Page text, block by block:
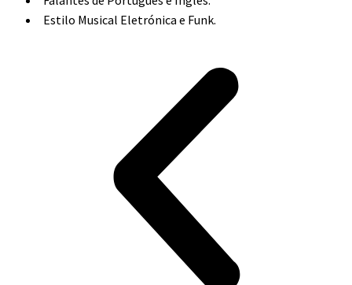
Estilo Musical Eletrónica e Funk.